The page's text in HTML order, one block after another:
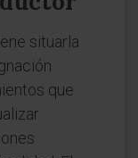
situarla
que